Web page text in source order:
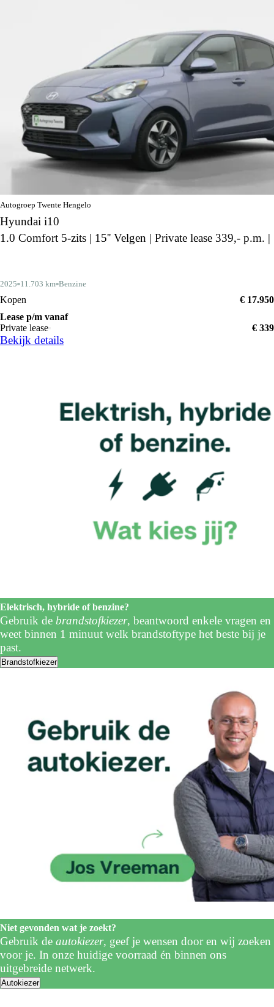
Autogroep Twente Hengelo
Hyundai i10
1.0 Comfort 5-zits | 15'' Velgen | Private lease 339,- p.m. |
2025 11.703 km Benzine
Kopen
€ 17.950
Lease p/m vanaf
Private lease
€ 339
Bekijk details
Elektrisch, hybride of benzine?
Gebruik de brandstofkiezer, beantwoord enkele vragen en
weet binnen 1 minuut welk brandstoftype het beste bij je
past.
Brandstofkiezer
Niet gevonden wat je zoekt?
Gebruik de autokiezer, geef je wensen door en wij zoeken
voor je. In onze huidige voorraad én binnen ons
uitgebreide netwerk.
Autokiezer